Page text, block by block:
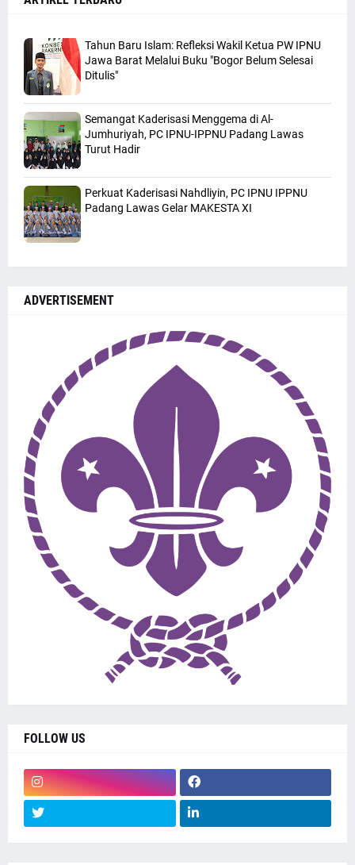
Tahun Baru Islam: Refleksi Wakil Ketua PW IPNU
Jawa Barat Melalui Buku "Bogor Belum Selesai
Ditulis"
Semangat Kaderisasi Menggema di Al-
Jumhuriyah, PC IPNU-IPPNU Padang Lawas
Turut Hadir
Perkuat Kaderisasi Nahdliyin, PC IPNU IPPNU
Padang Lawas Gelar MAKESTA XI
ADVERTISEMENT
FOLLOW US